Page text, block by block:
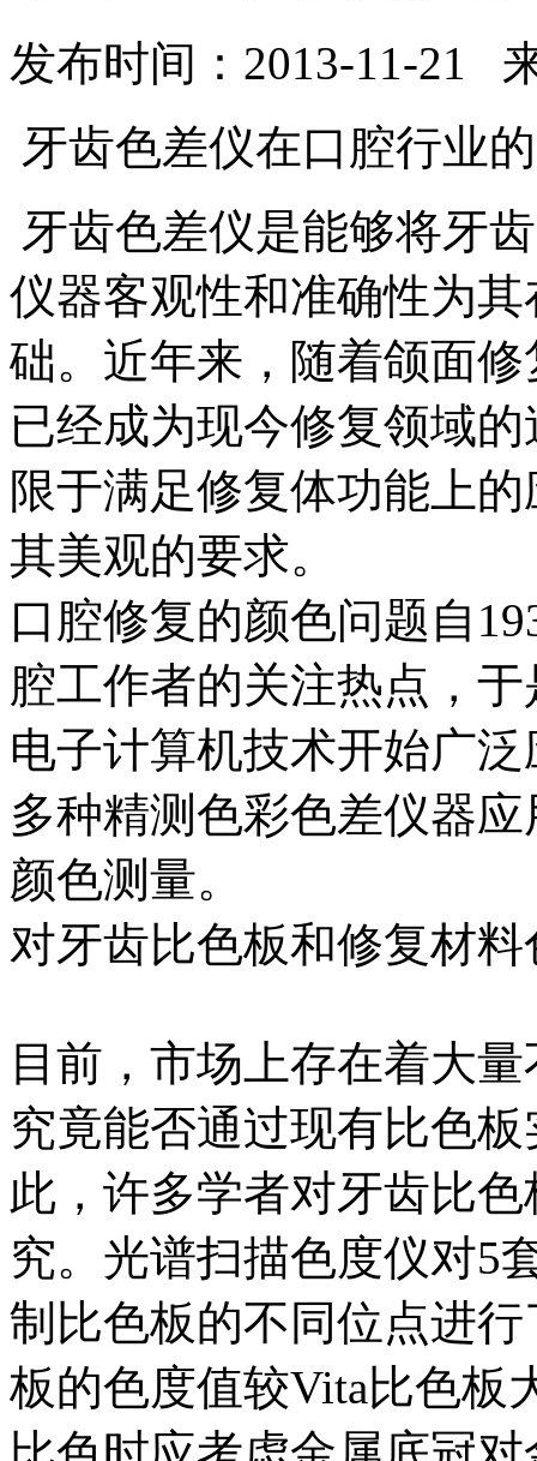
发布时间：2013-11-21
牙齿色差仪在口腔行业
牙齿色差仪是能够将牙
仪器客观性和准确性为
础。近年来，随着颌面
已经成为现今修复领域
限于满足修复体功能上
其美观的要求。
口腔修复的颜色问题自
腔工作者的关注热点，
电子计算机技术开始广
多种精测色彩色差仪器
颜色测量。
对牙齿比色板和修复材
目前，市场上存在着大
究竟能否通过现有比色
此，许多学者对牙齿比
究。光谱扫描色度仪对5
制比色板的不同位点进
板的色度值较Vita比色板